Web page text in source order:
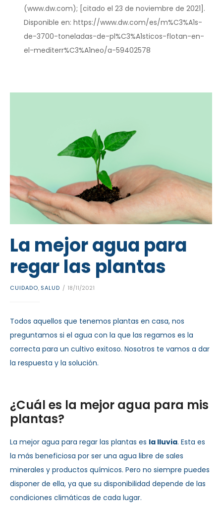
(www.dw.com); [citado el 23 de noviembre de 2021].
Disponible en: https://www.dw.com/es/m%C3%A1s-
de-3700-toneladas-de-pl%C3%A1sticos-flotan-en-
el-mediterr%C3%A1neo/a-59402578
La mejor agua para
regar las plantas
CUIDADO, SALUD 18/11/2021
Todos aquellos que tenemos plantas en casa, nos
preguntamos si el agua con la que las regamos es la
correcta para un cultivo exitoso. Nosotros te vamos a dar
la respuesta y la solución.
¿Cuál es la mejor agua para mis
plantas?
La mejor agua para regar las plantas es la lluvia. Esta es
la más beneficiosa por ser una agua libre de sales
minerales y productos químicos. Pero no siempre puedes
disponer de ella, ya que su disponibilidad depende de las
condiciones climáticas de cada lugar.